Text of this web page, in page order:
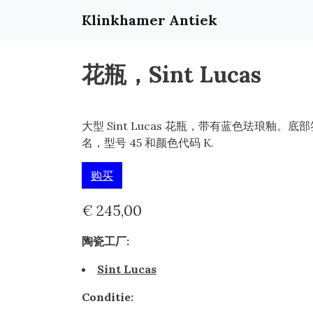
Klinkhamer Antiek
花瓶，Sint Lucas
大型 Sint Lucas 花瓶，带有蓝色珐琅釉。底部
名，型号 45 和颜色代码 K.
购买
€ 245,00
陶瓷工厂:
Sint Lucas
Conditie: